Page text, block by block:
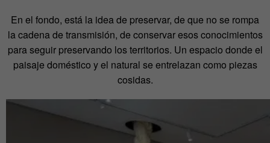
En el fondo, está la idea de preservar, de que no se rompa
la cadena de transmisión, de conservar esos conocimientos
para seguir preservando los territorios. Un espacio donde el
paisaje doméstico y el natural se entrelazan como piezas
cosidas.